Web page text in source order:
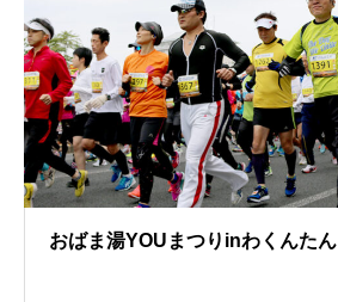
おばま湯YOUまつりinわくんたん